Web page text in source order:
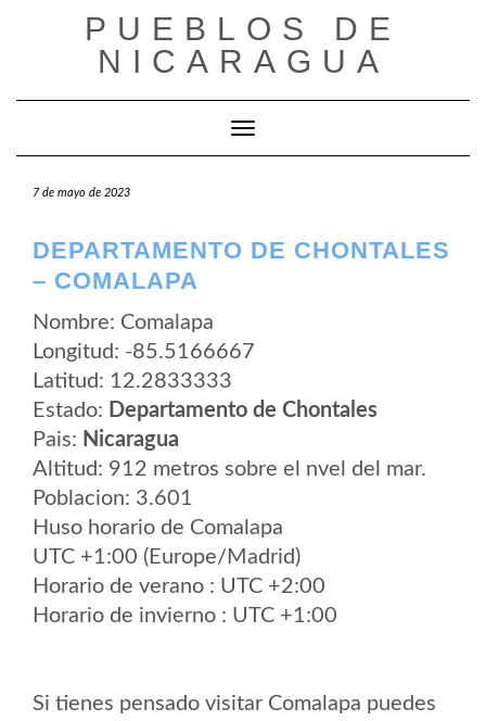
PUEBLOS DE
NICARAGUA
Cambiar modo de navegación
7 de mayo de 2023
DEPARTAMENTO DE CHONTALES
– COMALAPA
Nombre: Comalapa
Longitud: -85.5166667
Latitud: 12.2833333
Estado: Departamento de Chontales
Pais: Nicaragua
Altitud: 912 metros sobre el nvel del mar.
Poblacion: 3.601
Huso horario de Comalapa
UTC +1:00 (Europe/Madrid)
Horario de verano : UTC +2:00
Horario de invierno : UTC +1:00
Si tienes pensado visitar Comalapa puedes